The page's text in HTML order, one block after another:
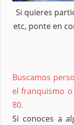
Si quieres
etc, ponte en
Buscamos
el franquismo
80.
Si conoces a